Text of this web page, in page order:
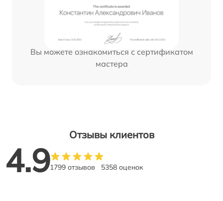
Вы можете ознакомиться с сертификатом
мастера
Отзывы клиентов
4.91799 отзывов 5358 оценок